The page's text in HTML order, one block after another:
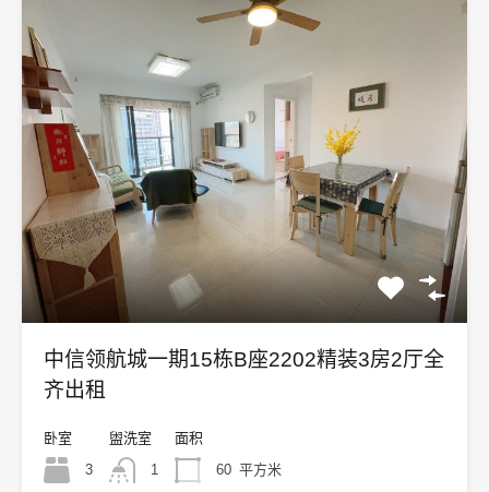
中信领航城一期15栋B座2202精装3房2厅全
齐出租
卧室
3
盥洗室
1
面积
60 平方米